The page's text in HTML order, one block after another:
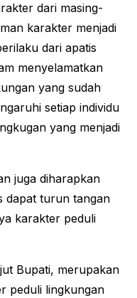
dari masing-
karakter menjadi
dari apatis
menyelamatkan
yang sudah
setiap individu
yang menjadi
juga diharapkan
dapat turun tangan
karakter peduli
Bupati, merupakan
peduli lingkungan